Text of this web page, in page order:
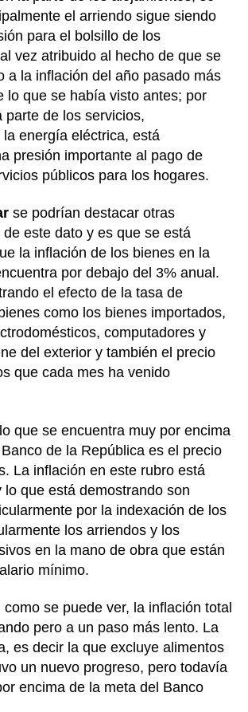
el arriendo sigue siendo
para el bolsillo de los
vez atribuido al hecho de que se
a la inflación del año pasado más
lo que se había visto antes; por
parte de los servicios,
energía eléctrica, está
presión importante al pago de
públicos para los hogares.
se podrían destacar otras
este dato y es que se está
la inflación de los bienes en la
por debajo del 3% anual.
el efecto de la tasa de
como los bienes importados,
computadores y
del exterior y también el precio
que cada mes ha venido
que se encuentra muy por encima
de la República es el precio
La inflación en este rubro está
lo que está demostrando son
por la indexación de los
los arriendos y los
en la mano de obra que están
mínimo.
se puede ver, la inflación total
pero a un paso más lento. La
es decir la que excluye alimentos
un nuevo progreso, pero todavía
encima de la meta del Banco